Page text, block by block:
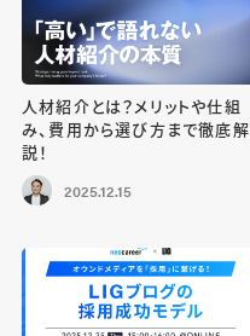
人材紹介とは？メリットや仕組
み、費用から選び方まで徹底解
説！
2025.12.15